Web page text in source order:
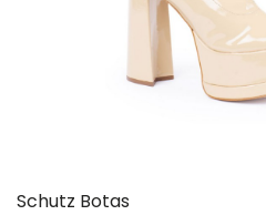
Schutz Botas